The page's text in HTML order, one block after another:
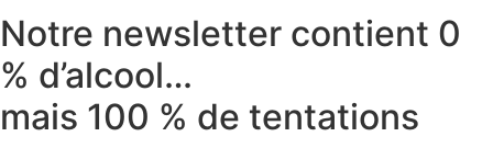
Notre newsletter contient 0
% d’alcool…
mais 100 % de tentations